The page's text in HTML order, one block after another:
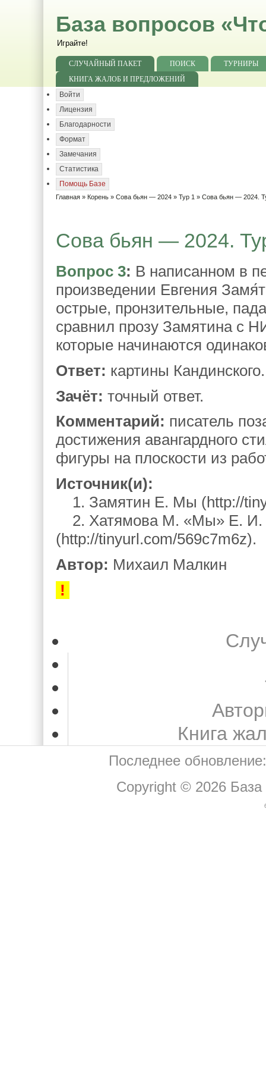
База вопросов
Играйте!
СЛУЧАЙНЫЙ ПАКЕТ ПОИСК
ТУРНИРЫ
КНИГА ЖАЛОБ И ПРЕДЛОЖЕНИЙ
Войти
Лицензия
Благодарности
Формат
Замечания
Статистика
Помощь Базе
Главная » Корень » Сова бьян — 2024 » Тур 1 » Сова бьян — 2024.
Сова бьян — 2024.
Вопрос 3: В написанном в
произведении Евгения
острые, пронзительные,
сравнил прозу Замятина с
которые начинаются
Ответ: картины Кандинского.
Зачёт: точный ответ.
Комментарий: писатель
достижения авангардного
фигуры на плоскости из
Источник(и):
1. Замятин Е. Мы (http://
2. Хатямова М. «Мы» Е. И.
(http://tinyurl.com/569c7m6z).
Автор: Михаил Малкин
!
Книга
Последнее
Copyright © 2026 База